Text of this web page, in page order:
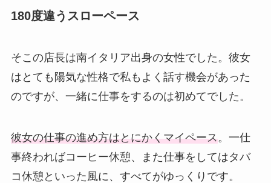
180度違うスローペース
そこの店長は南イタリア出身の女性でした。彼女
はとても陽気な性格で私もよく話す機会があった
のですが、一緒に仕事をするのは初めてでした。
彼女の仕事の進め方はとにかくマイペース。一仕
事終わればコーヒー休憩、また仕事をしてはタバ
コ休憩といった風に、すべてがゆっくりです。